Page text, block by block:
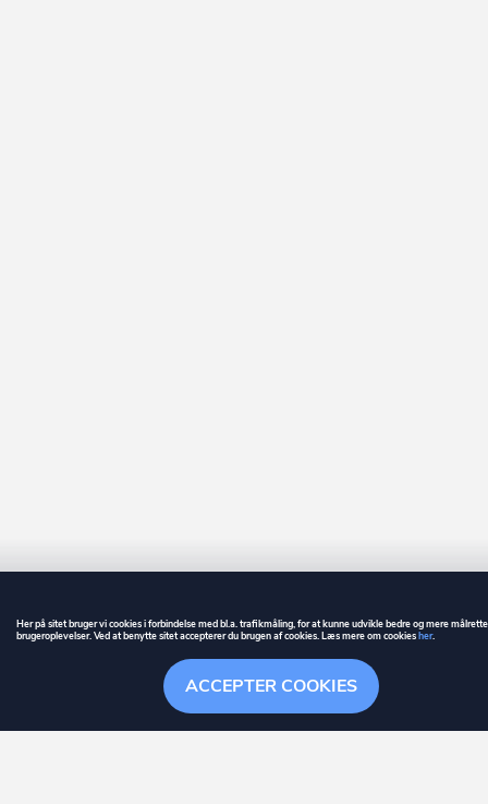
Søgehistorik Menu
GUIDE BETINGELSER
er et registreret varemærke tilhørende ownr ApS – CVR nr.: 36 40 88
ACCEPTER COOKIES
Her på sitet bruger vi cookies i forbindelse med bl.a. trafikmåling, for at kunne udvikle bedre og mere
brugeroplevelser. Ved at benytte sitet accepterer du brugen af cookies. Læs mere om cookiesher.